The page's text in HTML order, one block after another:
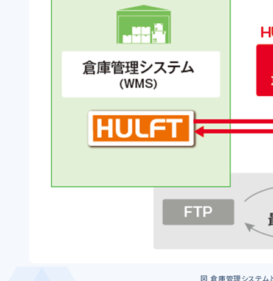
図 倉庫管理システム